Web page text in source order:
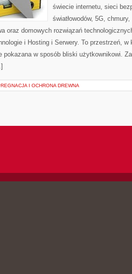
świecie internetu, sieci
światłowodów, 5G,
oraz domowych rozwiązań
i Hosting i Serwery. To przestrzeń,
pokazana w sposób bliski użytkownikowi.
I OCHRONA DREWNA